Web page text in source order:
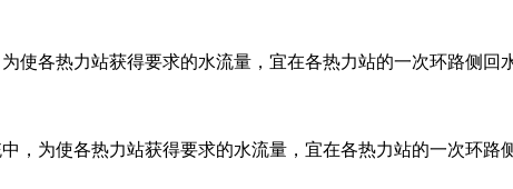
使各热力站获得要求的水流量，宜在各热力站的一次环路侧
为使各热力站获得要求的水流量，宜在各热力站的一次环路